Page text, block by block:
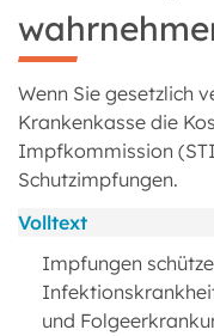
Wenn Sie gesetzlich
Krankenkasse die
Impfkommission
Schutzimpfungen.
Volltext
Impfungen
und